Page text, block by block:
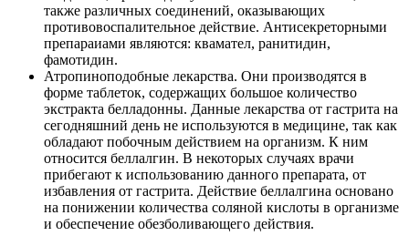
также различных соединений, оказывающих
противовоспалительное действие. Антисекреторными
препараиами являются: квамател, ранитидин,
фамотидин.
Атропиноподобные лекарства. Они производятся в
форме таблеток, содержащих большое количество
экстракта белладонны. Данные лекарства от гастрита на
сегодняшний день не используются в медицине, так как
обладают побочным действием на организм. К ним
относится беллалгин. В некоторых случаях врачи
прибегают к использованию данного препарата, от
избавления от гастрита. Действие беллалгина основано
на понижении количества соляной кислоты в организме
и обеспечение обезболивающего действия.